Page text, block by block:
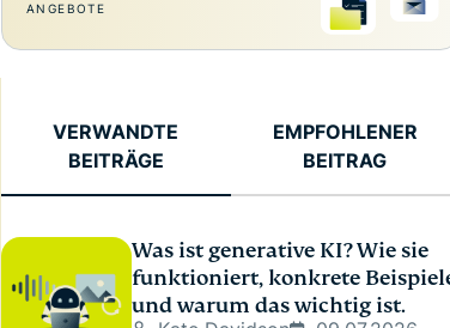
ANGEBOTE
VERWANDTE
BEITRÄGE
EMPFOHLENER
BEITRAG
Was ist generative KI? Wie sie
funktioniert, konkrete
und warum das wichtig ist.